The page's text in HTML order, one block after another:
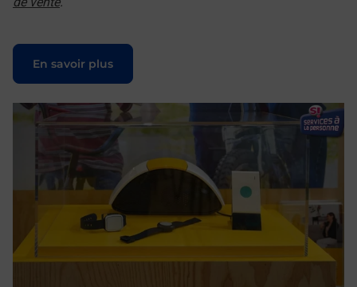
En savoir plus
Le lien s'ouvre dans un nouvel onglet